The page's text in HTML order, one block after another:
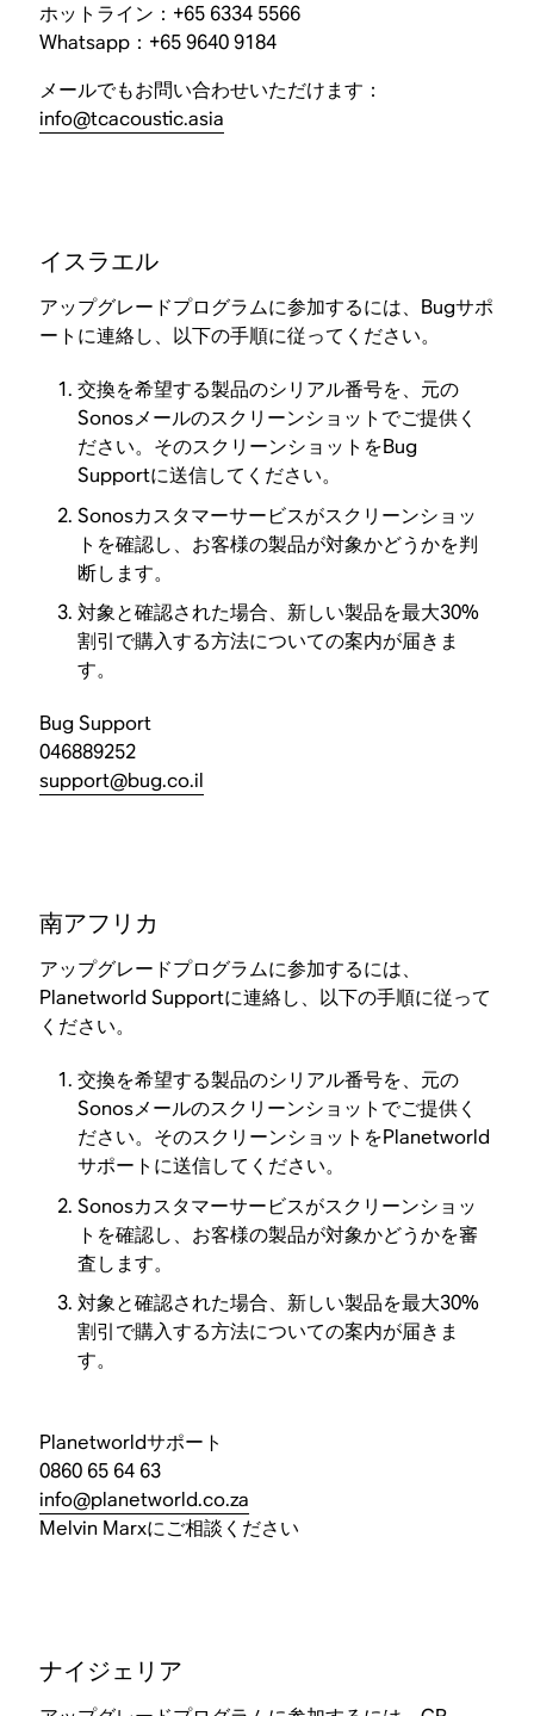
ホットライン：+65 6334 5566
Whatsapp：+65 9640 9184
メールでもお問い合わせいただけます：
info@tcacoustic.asia
イスラエル
アップグレードプログラムに参加するには、Bugサポ
ートに連絡し、以下の手順に従ってください。
交換を希望する製品のシリアル番号を、元の
Sonosメールのスクリーンショットでご提供く
ださい。そのスクリーンショットをBug
Supportに送信してください。
Sonosカスタマーサービスがスクリーンショッ
トを確認し、お客様の製品が対象かどうかを判
断します。
対象と確認された場合、新しい製品を最大30%
割引で購入する方法についての案内が届きま
す。
Bug Support
046889252
support@bug.co.il
南アフリカ
アップグレードプログラムに参加するには、
Planetworld Supportに連絡し、以下の手順に従って
ください。
交換を希望する製品のシリアル番号を、元の
Sonosメールのスクリーンショットでご提供く
ださい。そのスクリーンショットをPlanetworld
サポートに送信してください。
Sonosカスタマーサービスがスクリーンショッ
トを確認し、お客様の製品が対象かどうかを審
査します。
対象と確認された場合、新しい製品を最大30%
割引で購入する方法についての案内が届きま
す。
Planetworldサポート
0860 65 64 63
info@planetworld.co.za
Melvin Marxにご相談ください
ナイジェリア